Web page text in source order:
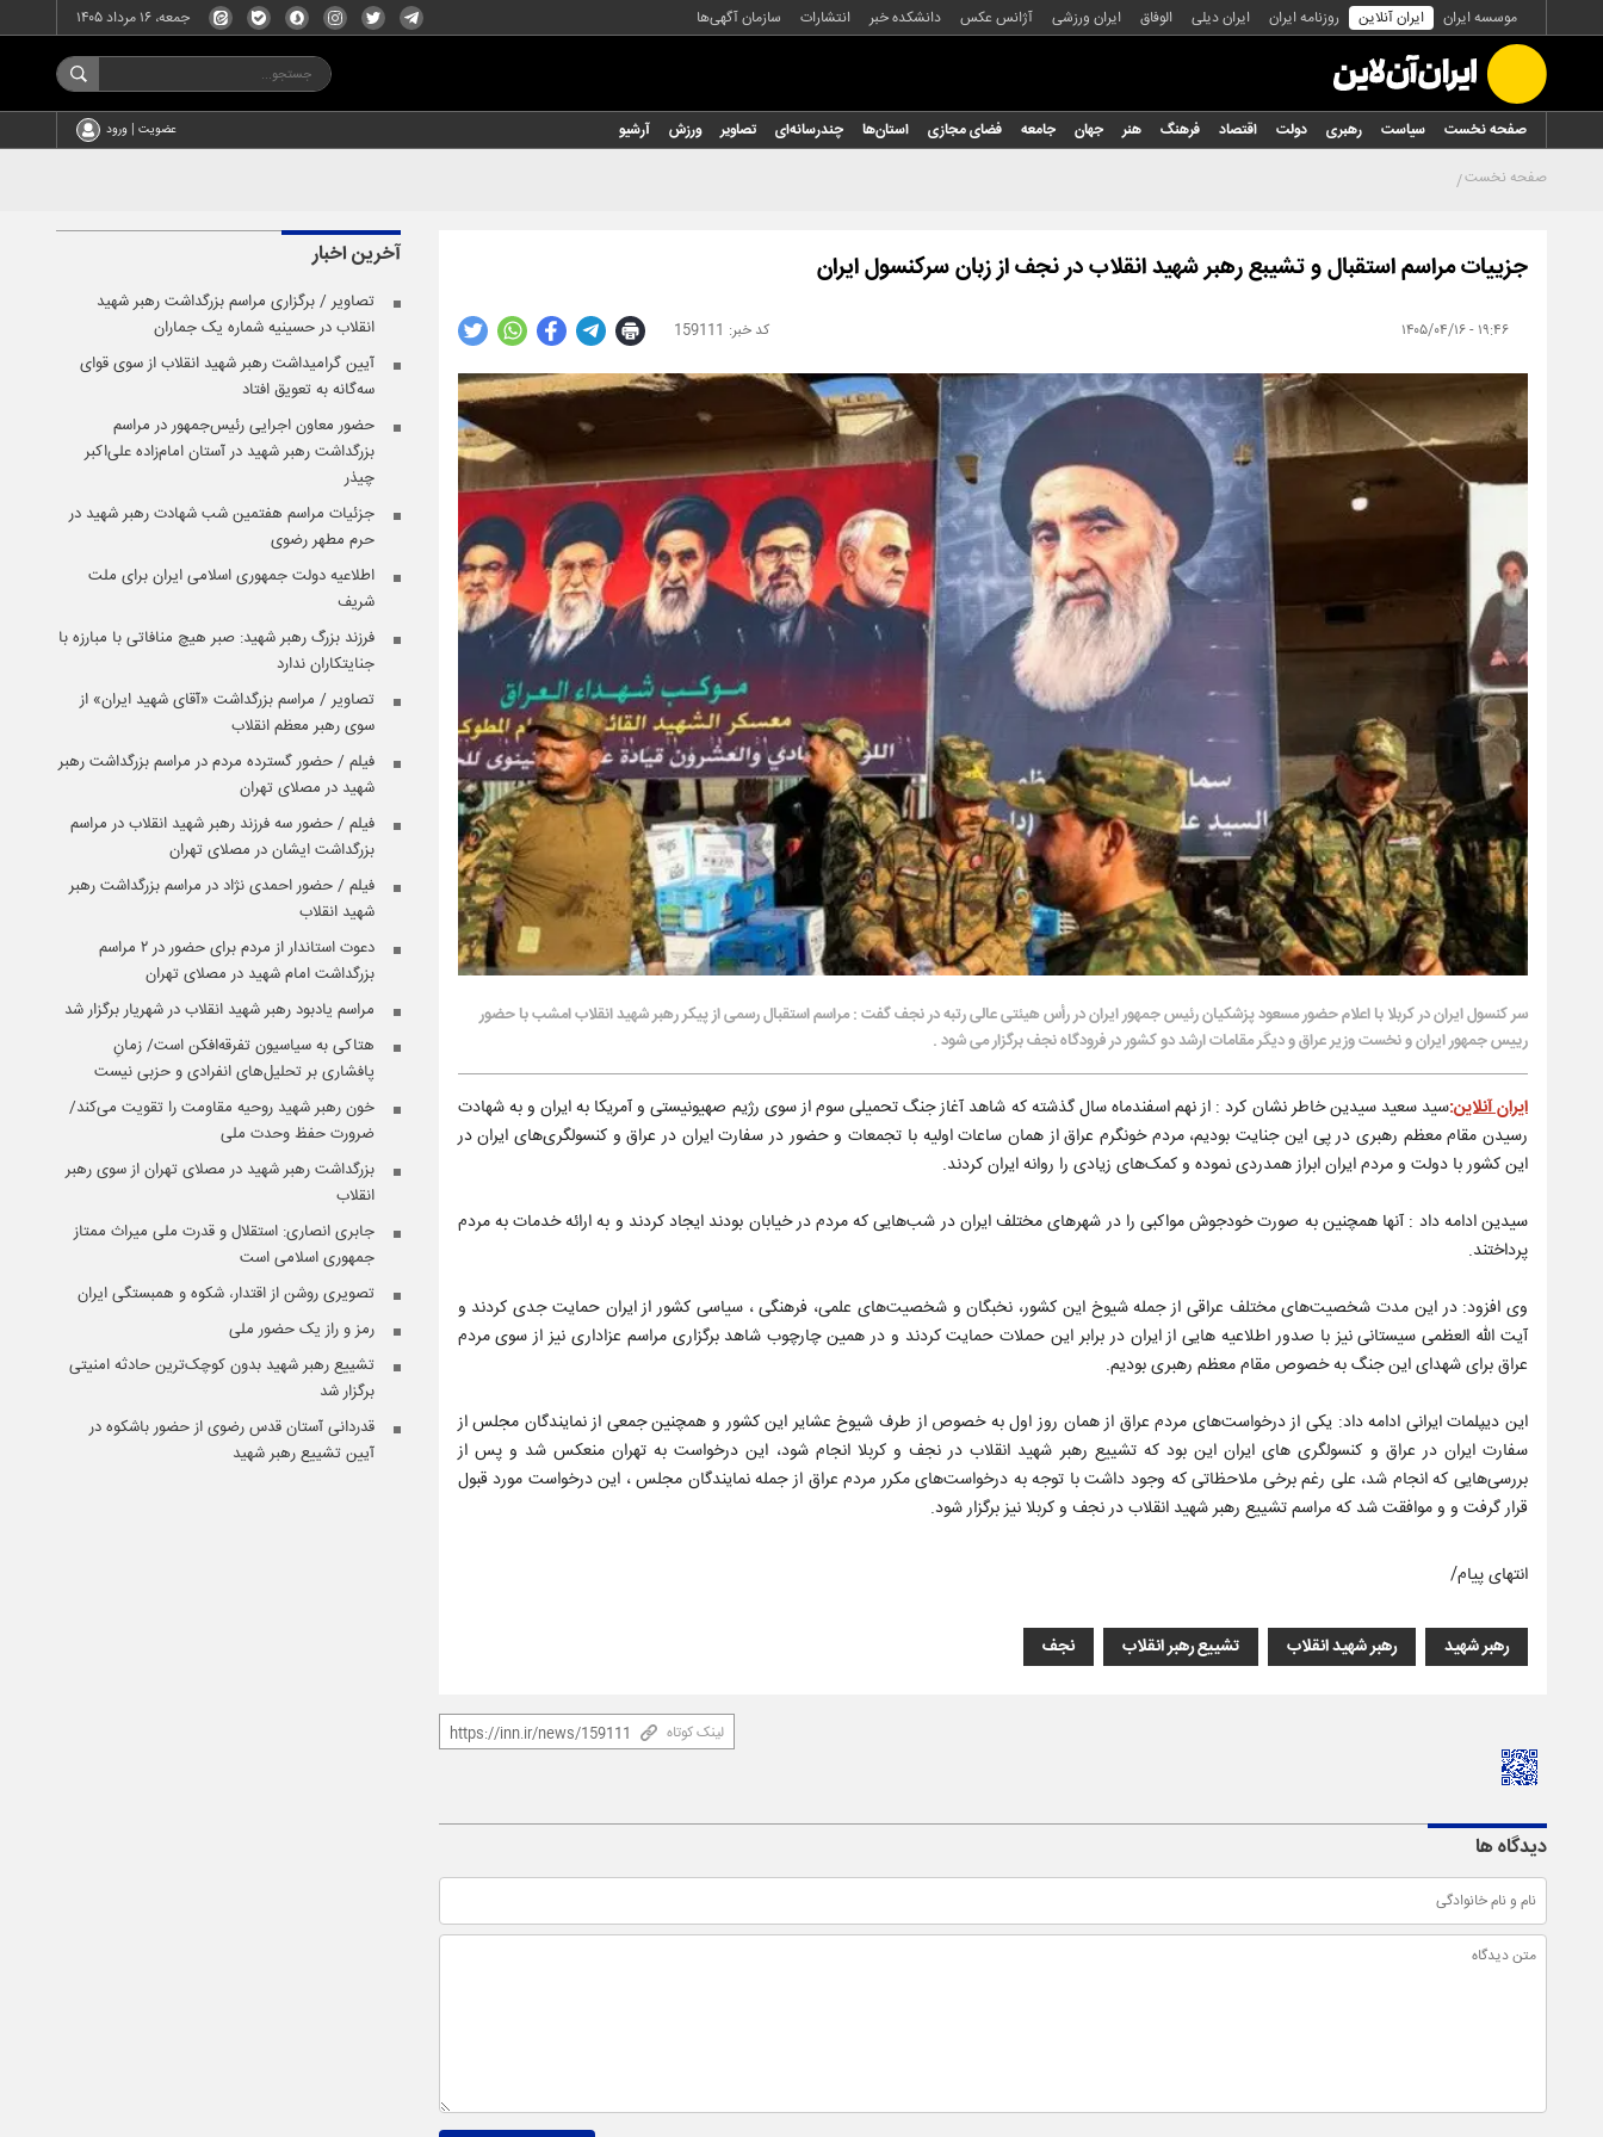
موسسه ایران ایران آنلاین روزنامه ایران ایران دیلی الوفاق ایران ورزشی آژانس عکس دانشکده خبر انتشارات سازمان آگهی‌ها جمعه، ۱۶ مرداد ۱۴۰۵
صفحه نخست سیاست رهبری دولت اقتصاد فرهنگ هنر جهان جامعه فضای مجازی استان‌ها چندرسانه‌ای تصاویر ورزش آرشیو عضویت | ورود
صفحه نخست
جزییات مراسم استقبال و تشیبع رهبر شهید انقلاب در نجف از زبان سرکنسول ایران
۱۹:۴۶ - ۱۴۰۵/۰۴/۱۶ 159111
سر کنسول ایران در کربلا با اعلام حضور مسعود پزشکیان رئیس جمهور ایران در رأس هیئتی عالی رتبه در نجف گفت : مراسم استقبال رسمی از پیکر رهبر شهید انقلاب امشب با حضور
رییس جمهور ایران و نخست وزیر عراق و دیگر مقامات ارشد دو کشور در فرودگاه نجف برگزار می شود .
ایران آنلاین:سید سعید سیدین خاطر نشان کرد : از نهم اسفندماه سال گذشته که شاهد آغاز جنگ تحمیلی سوم از سوی رژیم صهیونیستی و آمریکا به ایران و به شهادت
رسیدن مقام معظم رهبری در پی این جنایت بودیم، مردم خونگرم عراق از همان ساعات اولیه با تجمعات و حضور در سفارت ایران در عراق و کنسولگری‌های ایران در
این کشور با دولت و مردم ایران ابراز همدردی نموده و کمک‌های زیادی را روانه ایران کردند.
سیدین ادامه داد : آنها همچنین به صورت خودجوش مواکبی را در شهرهای مختلف ایران در شب‌هایی که مردم در خیابان بودند ایجاد کردند و به ارائه خدمات به مردم
پرداختند.
وی افزود: در این مدت شخصیت‌های مختلف عراقی از جمله شیوخ این کشور، نخبگان و شخصیت‌های علمی، فرهنگی ، سیاسی کشور از ایران حمایت جدی کردند و
آیت الله العظمی سیستانی نیز با صدور اطلاعیه‌ هایی از ایران در برابر این حملات حمایت کردند و در همین چارچوب شاهد برگزاری مراسم عزاداری نیز از سوی مردم
عراق برای شهدای این جنگ به خصوص مقام معظم رهبری بودیم.
این دیپلمات ایرانی ادامه داد: یکی از درخواست‌های مردم عراق از همان روز اول به خصوص از طرف شیوخ عشایر این کشور و همچنین جمعی از نمایندگان مجلس از
سفارت ایران در عراق و کنسولگری های ایران این بود که تشییع رهبر شهید انقلاب در نجف و کربلا انجام شود، این درخواست به تهران منعکس شد و پس از
بررسی‌هایی که انجام شد، علی رغم برخی ملاحظاتی که وجود داشت با توجه به درخواست‌های مکرر مردم عراق از جمله نمایندگان مجلس ، این درخواست مورد قبول
قرار گرفت و و موافقت شد که مراسم تشییع رهبر شهید انقلاب در نجف و کربلا نیز برگزار شود.
انتهای پیام/
رهبر شهید رهبر شهید انقلاب تشییع رهبر انقلاب نجف
لینک کوتاه
دیدگاه ها
آخرین اخبار
تصاویر / برگزاری مراسم بزرگداشت رهبر شهید
انقلاب در حسینیه شماره یک جماران
آیین گرامیداشت رهبر شهید انقلاب از سوی قوای
سه‌گانه به تعویق افتاد
حضور معاون اجرایی رئیس‌جمهور در مراسم
بزرگداشت رهبر شهید در آستان امام‌زاده علی‌اکبر
چیذر
جزئیات مراسم هفتمین شب شهادت رهبر شهید در
حرم مطهر رضوی
اطلاعیه دولت جمهوری اسلامی ایران برای ملت
شریف
فرزند بزرگ رهبر شهید: صبر هیچ منافاتی با مبارزه با
جنایتکاران ندارد
تصاویر / مراسم بزرگداشت «آقای شهید ایران» از
سوی رهبر معظم انقلاب
فیلم / حضور گسترده مردم در مراسم بزرگداشت رهبر
شهید در مصلای تهران
فیلم / حضور سه فرزند رهبر شهید انقلاب در مراسم
بزرگداشت ایشان در مصلای تهران
فیلم / حضور احمدی نژاد در مراسم بزرگداشت رهبر
شهید انقلاب
دعوت استاندار از مردم برای حضور در ۲ مراسم
بزرگداشت امام شهید در مصلای تهران
مراسم یادبود رهبر شهید انقلاب در شهریار برگزار شد
هتاکی به سیاسیون تفرقه‌افکن است/ زمانِ
پافشاری بر تحلیل‌های انفرادی و حزبی نیست
خون رهبر شهید روحیه مقاومت را تقویت می‌کند/
ضرورت حفظ وحدت ملی
بزرگداشت رهبر شهید در مصلای تهران از سوی رهبر
انقلاب
جابری انصاری:‌ استقلال و قدرت ملی میراث ممتاز
جمهوری اسلامی است
تصویری روشن از اقتدار، شکوه و همبستگی ایران
رمز و راز یک حضور ملی
تشییع رهبر شهید بدون کوچک‌ترین حادثه امنیتی
برگزار شد
قدردانی آستان قدس رضوی از حضور باشکوه در
آیین تشییع رهبر شهید